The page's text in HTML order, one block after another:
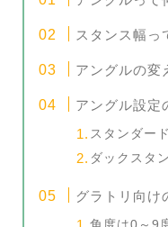
スタンス幅っ
アングルの変
アングル設定
スタンダード
ダックスタ
グラトリ向け